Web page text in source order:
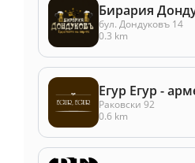
Бирария
бул. Дондуковъ 14
0.3 km
Егур Егур -
Раковски 92
0.6 km